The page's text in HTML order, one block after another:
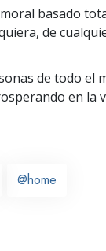
basado
de
de todo el
en la
@home